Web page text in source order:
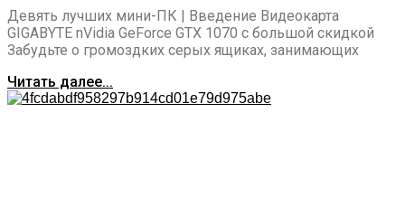
Девять лучших мини-ПК | Введение Видеокарта
GIGABYTE nVidia GeForce GTX 1070 с большой скидкой
Забудьте о громоздких серых ящиках, занимающих
Читать далее...